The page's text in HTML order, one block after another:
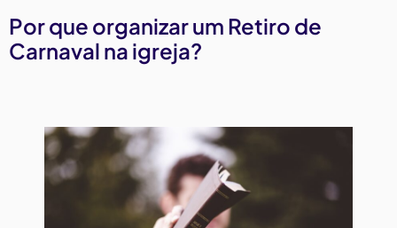
Por que organizar um Retiro de
Carnaval na igreja?